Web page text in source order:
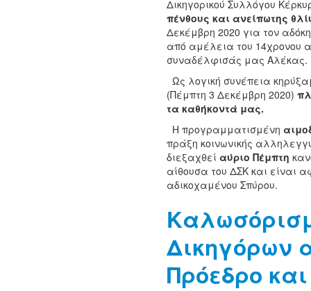
Δικηγορικού Συλλόγου
πένθους και ανείπωτης
Δεκέμβρη 2020 για τον
από αμέλεια του 14χρονου
συναδέλφισάς μας Αλέκας.
Ως λογική συνέπεια
(Πέμπτη 3 Δεκέμβρη 2020)
τα καθήκοντά μας.
Η προγραμματισμένη
πράξη κοινωνικής
διεξαχθεί αύριο Πέμπτη
αίθουσα του ΔΣΚ και είναι
αδικοχαμένου Σπύρου.
Δικηγόρων
Πρόεδρο